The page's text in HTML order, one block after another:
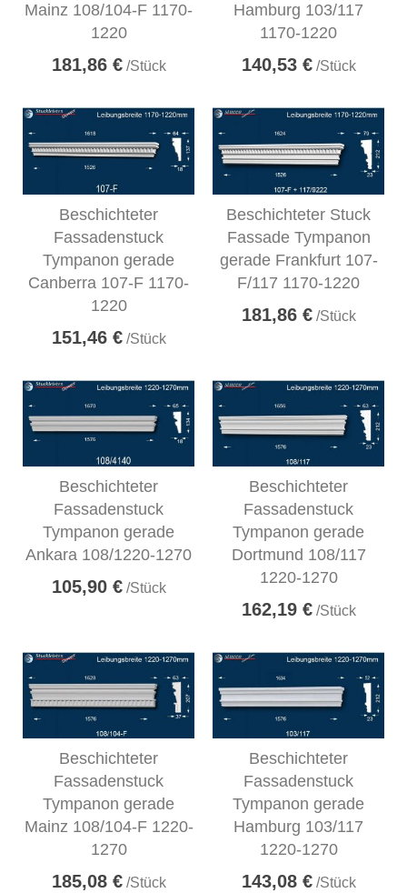
Mainz 108/104-F 1170-
1220
181,86 €/Stück
Hamburg 103/117
1170-1220
140,53 €/Stück
Beschichteter
Fassadenstuck
Tympanon gerade
Canberra 107-F 1170-
1220
151,46 €/Stück
Beschichteter Stuck
Fassade Tympanon
gerade Frankfurt 107-
F/117 1170-1220
181,86 €/Stück
Beschichteter
Fassadenstuck
Tympanon gerade
Ankara 108/1220-1270
105,90 €/Stück
Beschichteter
Fassadenstuck
Tympanon gerade
Dortmund 108/117
1220-1270
162,19 €/Stück
Beschichteter
Fassadenstuck
Tympanon gerade
Mainz 108/104-F 1220-
1270
185,08 €/Stück
Beschichteter
Fassadenstuck
Tympanon gerade
Hamburg 103/117
1220-1270
143,08 €/Stück